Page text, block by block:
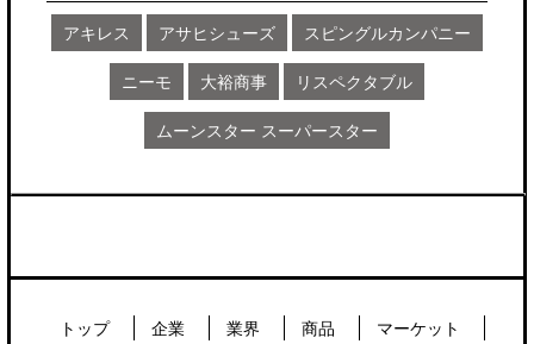
アキレス アサヒシューズ スピングルカンパニー
ニーモ 大裕商事 リスペクタブル
ムーンスター スーパースター
トップ 企業 業界 商品 マーケット